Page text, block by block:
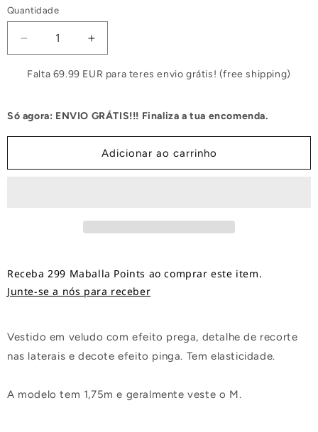
Quantidade
Diminuir
a
quantidade
Curto
Aveludado
Aumentar
a
quantidade
Curto
Aveludado
Falta 69.99 EUR para teres envio grátis! (free shipping)
Só agora: ENVIO GRÁTIS!!! Finaliza a tua encomenda.
Adicionar ao carrinho
Receba 299 Maballa Points ao comprar este item.
Junte-se a nós para receber
Vestido em veludo com efeito prega, detalhe de recorte
nas laterais e decote efeito pinga. Tem elasticidade.
A modelo tem 1,75m e geralmente veste o M.